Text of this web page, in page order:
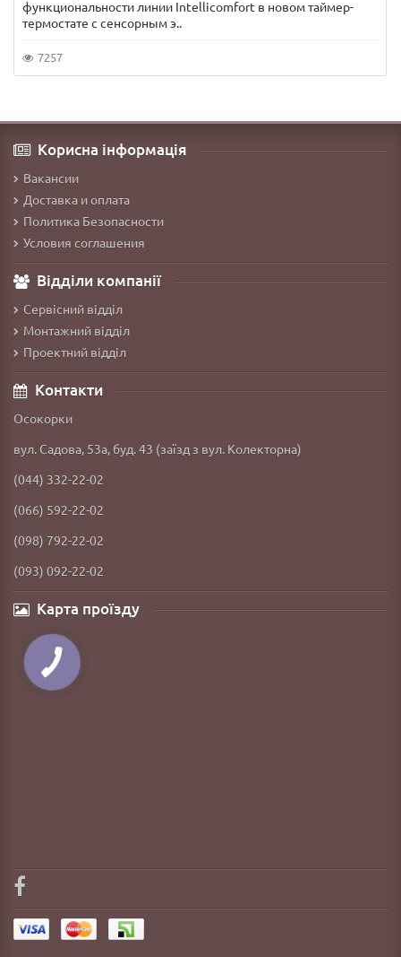
функциональности линии Intellicomfort в новом таймер-
термостате с сенсорным э..
7257
Корисна інформація
Вакансии
Доставка и оплата
Политика Безопасности
Условия соглашения
Відділи компанії
Сервісний відділ
Монтажний відділ
Проектний відділ
Контакти
Осокорки
вул. Садова, 53а, буд. 43 (заїзд з вул. Колекторна)
(044) 332-22-02
(066) 592-22-02
(098) 792-22-02
(093) 092-22-02
Карта проїзду